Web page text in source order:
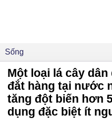
Sống
Một loại lá cây dân
đắt hàng tại nước
tăng đột biến hơn
dụng đặc biệt ít